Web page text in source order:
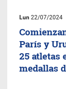
Lun 22/07/2024
París y
25 atletas
medallas